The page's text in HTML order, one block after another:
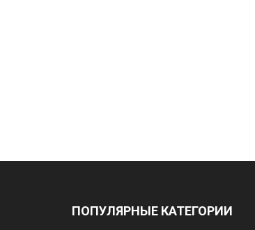
ПОПУЛЯРНЫЕ КАТЕГОРИИ